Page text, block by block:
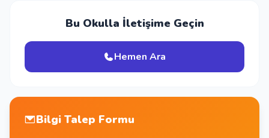
Bu Okulla İletişime Geçin
Hemen Ara
Bilgi Talep Formu